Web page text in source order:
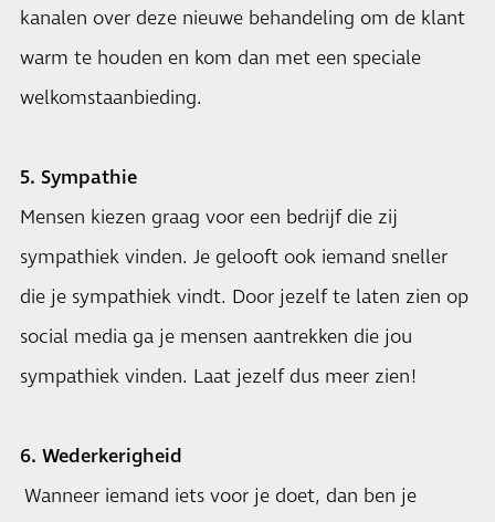
kanalen over deze nieuwe behandeling om de klant
warm te houden en kom dan met een speciale
welkomstaanbieding.
5. Sympathie
Mensen kiezen graag voor een bedrijf die zij
sympathiek vinden. Je gelooft ook iemand sneller
die je sympathiek vindt. Door jezelf te laten zien op
social media ga je mensen aantrekken die jou
sympathiek vinden. Laat jezelf dus meer zien!
6. Wederkerigheid
Wanneer iemand iets voor je doet, dan ben je